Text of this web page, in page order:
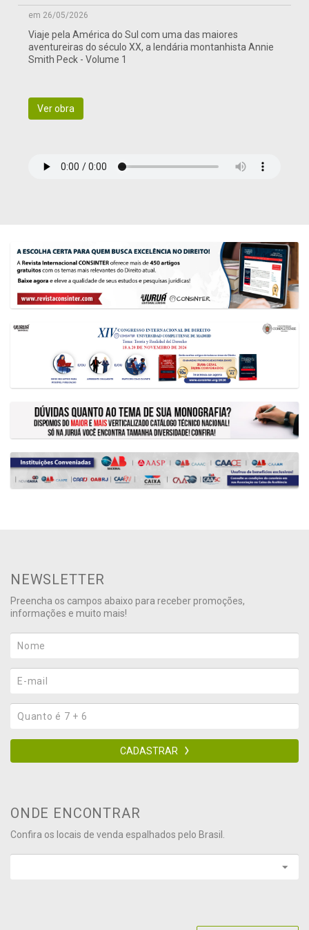
em 26/05/2026
Viaje pela América do Sul com uma das maiores
aventureiras do século XX, a lendária montanhista Annie
Smith Peck - Volume 1
Ver obra
NEWSLETTER
Preencha os campos abaixo para receber promoções,
informações e muito mais!
CADASTRAR
ONDE ENCONTRAR
Confira os locais de venda espalhados pelo Brasil.